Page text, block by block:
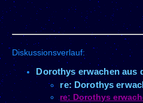
Diskussionsverlauf:
Dorothys erwachen aus
re: Dorothys
re: Dorothys